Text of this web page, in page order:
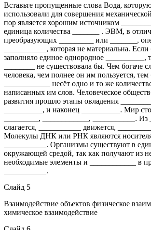
Вставьте пропущенные слова Вода,
использовали для совершения
пор является хорошим источником
единица количества _______ . ЭВМ, в
преобразующих _________ или _______,
___________, которая не материальна.
заполняло единое однородное __________,
________ не существовала бы. Чем богаче
человека, чем полнее он им пользуется,
____________ несёт одно и то же
написанных им слов. Человеческое
развития прошло этапы овладения
__________, и наконец __________. Мир
_________, ____________, ___________. Из
слагается, ___________ движется,
Молекулы ДНК или РНК являются
___________. Организмы существуют в
окружающей средой, так как получают из
необходимые элементы и ____________ в
___________.
Слайд 5
Взаимодействие объектов физическое
химическое взаимодействие